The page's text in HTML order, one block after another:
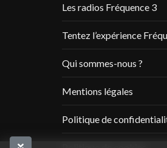
Les radios Fréquence 3
Tentez l’expérience
Qui sommes-nous ?
Mentions légales
Politique de